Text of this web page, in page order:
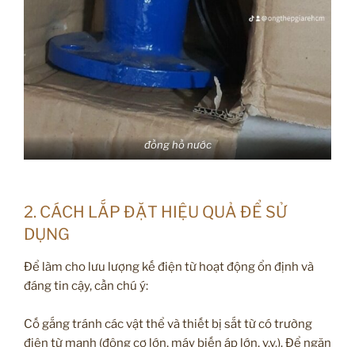
đồng hồ nước
2. CÁCH LẮP ĐẶT HIỆU QUẢ ĐỂ SỬ
DỤNG
Để làm cho lưu lượng kế điện từ hoạt động ổn định và
đáng tin cậy, cần chú ý:
Cố gắng tránh các vật thể và thiết bị sắt từ có trường
điện từ mạnh (động cơ lớn, máy biến áp lớn, v.v.). Để ngăn